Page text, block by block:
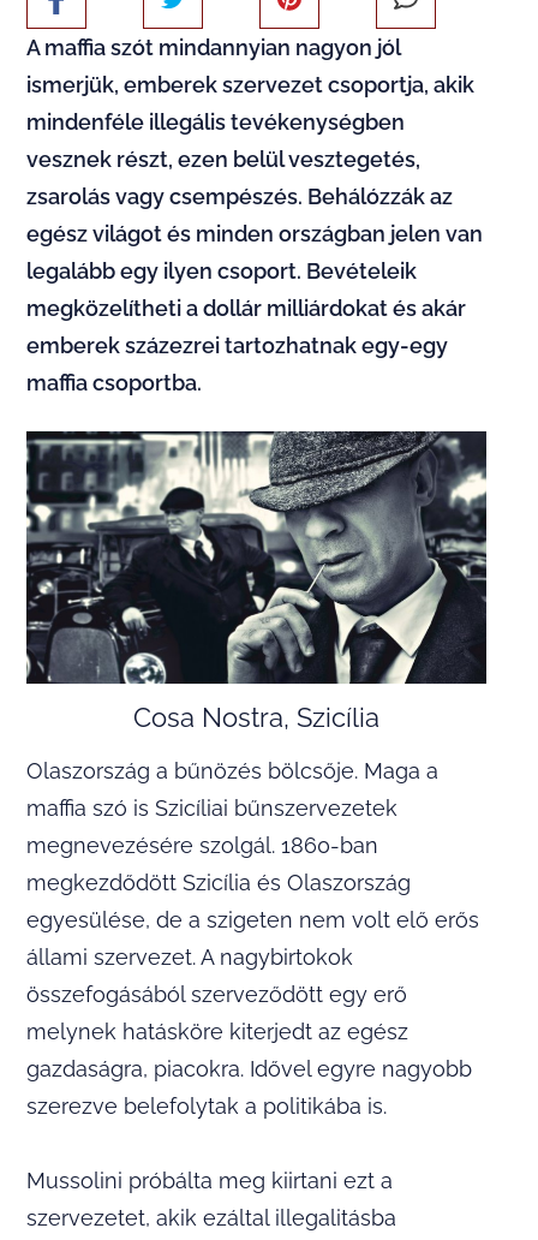
A maffia szót mindannyian nagyon jól
ismerjük, emberek szervezet csoportja, akik
mindenféle illegális tevékenységben
vesznek részt, ezen belül vesztegetés,
zsarolás vagy csempészés. Behálózzák az
egész világot és minden országban jelen van
legalább egy ilyen csoport. Bevételeik
megközelítheti a dollár milliárdokat és akár
emberek százezrei tartozhatnak egy-egy
maffia csoportba.
Cosa Nostra, Szicília
Olaszország a bűnözés bölcsője. Maga a
maffia szó is Szicíliai bűnszervezetek
megnevezésére szolgál. 1860-ban
megkezdődött Szicília és Olaszország
egyesülése, de a szigeten nem volt elő erős
állami szervezet. A nagybirtokok
összefogásából szerveződött egy erő
melynek hatásköre kiterjedt az egész
gazdaságra, piacokra. Idővel egyre nagyobb
szerezve belefolytak a politikába is.
Mussolini próbálta meg kiirtani ezt a
szervezetet, akik ezáltal illegalitásba